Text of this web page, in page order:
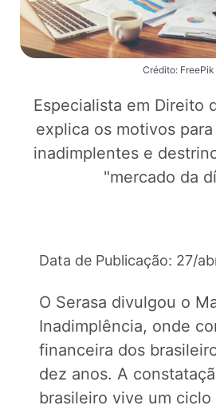
Crédito: FreePik
Especialista em Direito
explica os motivos
inadimplentes e
"mercado da
Data de Publicação: 27/
O Serasa divulgou o
Inadimplência, onde
financeira dos
dez anos. A
brasileiro vive um ciclo